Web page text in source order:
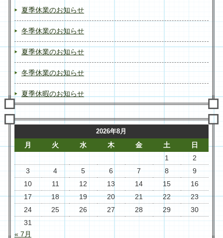
夏季休業のお知らせ
冬季休業のお知らせ
夏季休業のお知らせ
冬季休業のお知らせ
夏季休暇のお知らせ
2026年8月
月 火 水 木 金 土
日
1
2
3
4 5 6 7 8
9
10
11 12 13 14 15
16
17
18 19 20 21 22
23
24
25 26 27 28 29
30
31
« 7月